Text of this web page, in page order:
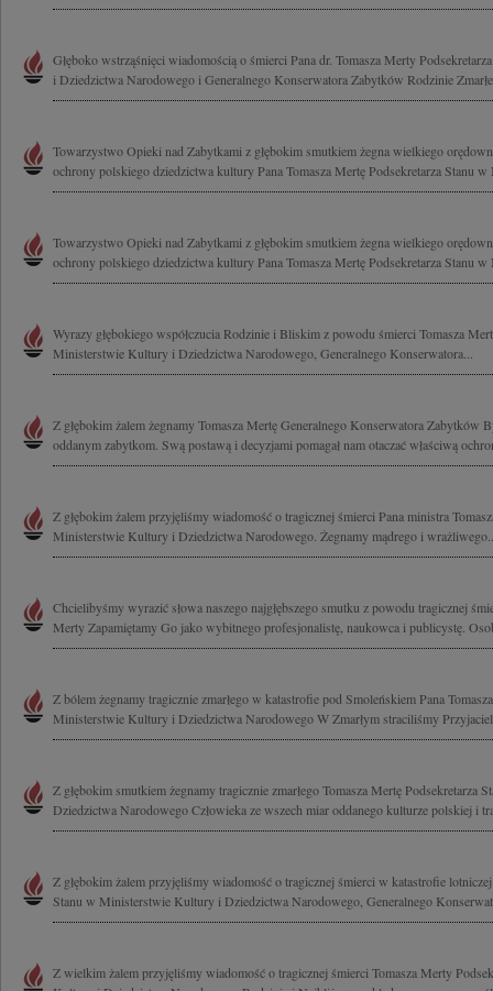
Głęboko wstrząśnięci wiadomością o śmierci Pana dr. Tomasza Merty
i Dziedzictwa Narodowego i Generalnego Konserwatora Zabytków Rodzinie
Towarzystwo Opieki nad Zabytkami z głębokim smutkiem żegna wielkiego
ochrony polskiego dziedzictwa kultury Pana Tomasza Mertę Podsekretarza Stanu
Towarzystwo Opieki nad Zabytkami z głębokim smutkiem żegna wielkiego
ochrony polskiego dziedzictwa kultury Pana Tomasza Mertę Podsekretarza Stanu
Wyrazy głębokiego współczucia Rodzinie i Bliskim z powodu śmierci Tomasza
Ministerstwie Kultury i Dziedzictwa Narodowego, Generalnego Konserwatora...
Z głębokim żalem żegnamy Tomasza Mertę Generalnego Konserwatora Zabytków
oddanym zabytkom. Swą postawą i decyzjami pomagał nam otaczać właściwą
Z głębokim żalem przyjęliśmy wiadomość o tragicznej śmierci Pana ministra
Ministerstwie Kultury i Dziedzictwa Narodowego. Żegnamy mądrego i
Chcielibyśmy wyrazić słowa naszego najgłębszego smutku z powodu tragicznej
Merty Zapamiętamy Go jako wybitnego profesjonalistę, naukowca i publicystę.
Z bólem żegnamy tragicznie zmarłego w katastrofie pod Smoleńskiem Pana
Ministerstwie Kultury i Dziedzictwa Narodowego W Zmarłym straciliśmy
Z głębokim smutkiem żegnamy tragicznie zmarłego Tomasza Mertę
Dziedzictwa Narodowego Człowieka ze wszech miar oddanego kulturze polskiej i
Z głębokim żalem przyjęliśmy wiadomość o tragicznej śmierci w katastrofie
Stanu w Ministerstwie Kultury i Dziedzictwa Narodowego, Generalnego
Z wielkim żalem przyjęliśmy wiadomość o tragicznej śmierci Tomasza Merty